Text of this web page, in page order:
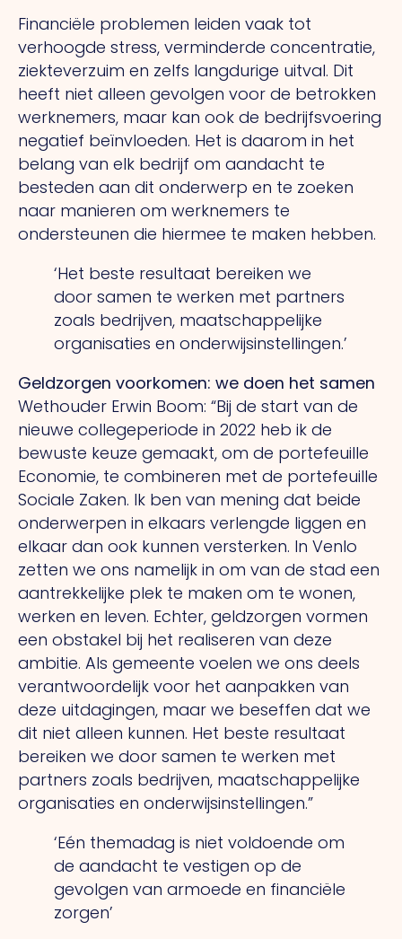
Financiële problemen leiden vaak tot
verhoogde stress, verminderde concentratie,
ziekteverzuim en zelfs langdurige uitval. Dit
heeft niet alleen gevolgen voor de betrokken
werknemers, maar kan ook de bedrijfsvoering
negatief beïnvloeden. Het is daarom in het
belang van elk bedrijf om aandacht te
besteden aan dit onderwerp en te zoeken
naar manieren om werknemers te
ondersteunen die hiermee te maken hebben.
‘Het beste resultaat bereiken we
door samen te werken met partners
zoals bedrijven, maatschappelijke
organisaties en onderwijsinstellingen.’
Geldzorgen voorkomen: we doen het samen
Wethouder Erwin Boom: “Bij de start van de
nieuwe collegeperiode in 2022 heb ik de
bewuste keuze gemaakt, om de portefeuille
Economie, te combineren met de portefeuille
Sociale Zaken. Ik ben van mening dat beide
onderwerpen in elkaars verlengde liggen en
elkaar dan ook kunnen versterken. In Venlo
zetten we ons namelijk in om van de stad een
aantrekkelijke plek te maken om te wonen,
werken en leven. Echter, geldzorgen vormen
een obstakel bij het realiseren van deze
ambitie. Als gemeente voelen we ons deels
verantwoordelijk voor het aanpakken van
deze uitdagingen, maar we beseffen dat we
dit niet alleen kunnen. Het beste resultaat
bereiken we door samen te werken met
partners zoals bedrijven, maatschappelijke
organisaties en onderwijsinstellingen.”
‘Eén themadag is niet voldoende om
de aandacht te vestigen op de
gevolgen van armoede en financiële
zorgen’